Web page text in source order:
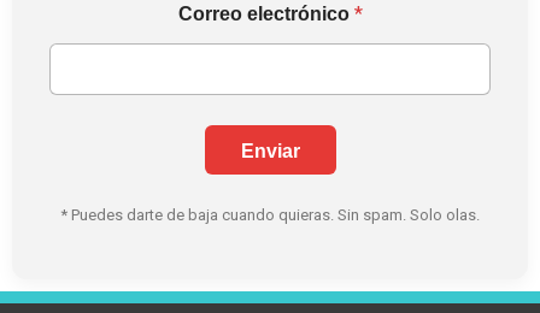
C
o
e
l
c
ó
Correo electrónico *
Enviar
* Puedes darte de baja cuando quieras. Sin spam. Solo olas.